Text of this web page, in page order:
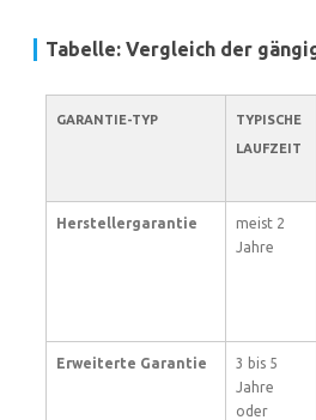
Tabelle: Vergleich der
GARANTIE-TYP
TYPISCHE
LAUFZEIT
Herstellergarantie
meist 2
Jahre
Erweiterte Garantie
3 bis 5
Jahre
oder